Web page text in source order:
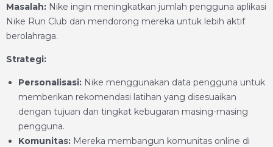
Masalah: Nike ingin meningkatkan jumlah pengguna aplikasi
Nike Run Club dan mendorong mereka untuk lebih aktif
berolahraga.
Strategi:
Personalisasi: Nike menggunakan data pengguna untuk
memberikan rekomendasi latihan yang disesuaikan
dengan tujuan dan tingkat kebugaran masing-masing
pengguna.
Komunitas: Mereka membangun komunitas online di